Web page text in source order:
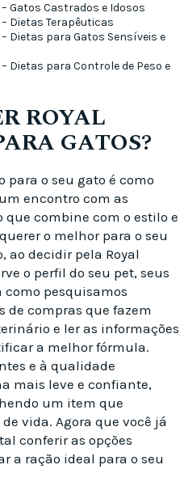
Gatos Castrados e Idosos
Dietas Terapêuticas
Dietas para Gatos Sensíveis e
Dietas para Controle de Peso e
ROYAL
GATOS?
para o seu gato é como
encontro com as
combine com o estilo e
o melhor para o seu
ao decidir pela Royal
o perfil do seu pet, seus
como pesquisamos
de compras que fazem
e ler as informações
a melhor fórmula.
e à qualidade
mais leve e confiante,
um item que
vida. Agora que você já
conferir as opções
a ração ideal para o seu